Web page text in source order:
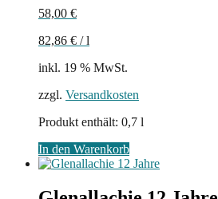
58,00 €
82,86 € /l
inkl. 19 % MwSt.
zzgl. Versandkosten
Produkt enthält: 0,7 l
In den Warenkorb